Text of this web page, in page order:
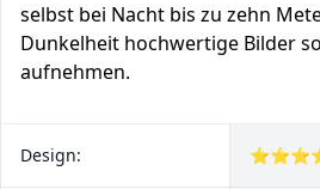
selbst bei Nacht bis zu zehn
Dunkelheit hochwertige Bilder
aufnehmen.
Design: